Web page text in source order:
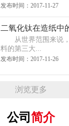
发布时间：2017-11-27
二氧化钛在造纸中
从世界范围来说，
料的第三大...
发布时间：2017-11-26
浏览更多
公司简介